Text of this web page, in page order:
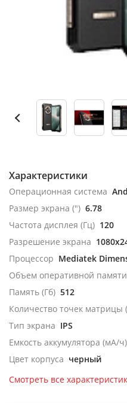
Характеристики
Операционная система
Размер экрана (") 6.78
Частота дисплея (Гц) 120
Разрешение экрана
Процессор Mediatek
Объем оперативной
Память (Гб) 512
Количество точек матрицы
Тип экрана IPS
Емкость аккумулятора (мА/ч)
Цвет корпуса черный
Смотреть все